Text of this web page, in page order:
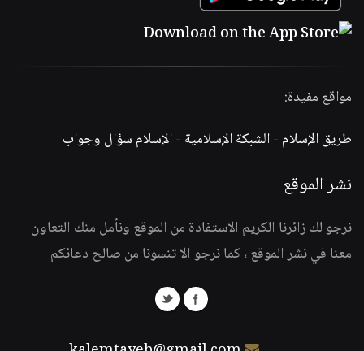
مواقع مفيدة:
طريق الإسلام -الشبكة الإسلامية -الإسلام سؤال وجواب
نشر الموقع
نرجو لك زائرنا الكريم الاستفادة من الموقع ونأمل منك التعاون
معنا في نشر الموقع ، كما نرجو الا تنسونا من صالح دعائكم